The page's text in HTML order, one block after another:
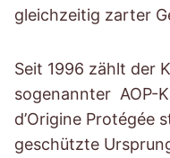
gleichzeitig zarter
Seit 1996 zählt der
sogenannter AOP-
d’Origine Protégée
geschützte